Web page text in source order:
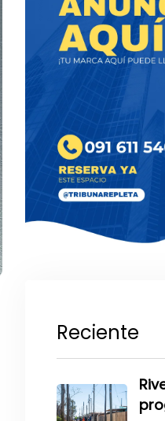
Reciente